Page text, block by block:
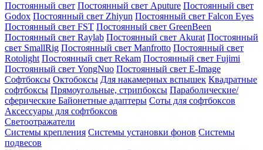
Постоянный свет Постоянный свет Aputure Постоянный свет
Godox Постоянный свет Zhiyun Постоянный свет Falcon Eyes
Постоянный свет FST Постоянный свет GreenBeen
Постоянный свет Raylab Постоянный свет Akurat Постоянный
свет SmallRig Постоянный свет Manfrotto Постоянный свет
Rotolight Постоянный свет Rekam Постоянный свет Fujimi
Постоянный свет YongNuo Постоянный свет E-Image
Софтбоксы Октобоксы Для накамерных вспышек Квадратные
софтбоксы Прямоугольные, стрипбоксы Параболические/
сферические Байонетныe адаптеры Соты для софтбоксов
Аксессуары для софтбоксов
Светоотражатели
Системы крепления Системы установки фонов Системы
подвесов